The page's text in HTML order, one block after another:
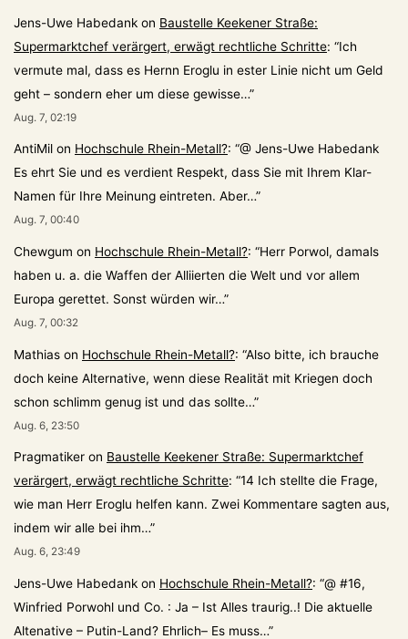
Jens-Uwe Habedank on Baustelle Keekener Straße:
Supermarktchef verärgert, erwägt rechtliche Schritte: “Ich
vermute mal, dass es Hernn Eroglu in ester Linie nicht um Geld
geht – sondern eher um diese gewisse…”
Aug. 7, 02:19
AntiMil on Hochschule Rhein-Metall?: “@ Jens-Uwe Habedank
Es ehrt Sie und es verdient Respekt, dass Sie mit Ihrem Klar-
Namen für Ihre Meinung eintreten. Aber…”
Aug. 7, 00:40
Chewgum on Hochschule Rhein-Metall?: “Herr Porwol, damals
haben u. a. die Waffen der Alliierten die Welt und vor allem
Europa gerettet. Sonst würden wir…”
Aug. 7, 00:32
Mathias on Hochschule Rhein-Metall?: “Also bitte, ich brauche
doch keine Alternative, wenn diese Realität mit Kriegen doch
schon schlimm genug ist und das sollte…”
Aug. 6, 23:50
Pragmatiker on Baustelle Keekener Straße: Supermarktchef
verärgert, erwägt rechtliche Schritte: “14 Ich stellte die Frage,
wie man Herr Eroglu helfen kann. Zwei Kommentare sagten aus,
indem wir alle bei ihm…”
Aug. 6, 23:49
Jens-Uwe Habedank on Hochschule Rhein-Metall?: “@ #16,
Winfried Porwohl und Co. : Ja – Ist Alles traurig..! Die aktuelle
Altenative – Putin-Land? Ehrlich– Es muss…”